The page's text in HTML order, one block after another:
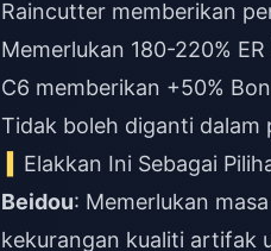
Raincutter memberikan
Memerlukan 180-220%
C6 memberikan +50%
Tidak boleh diganti dalam
Elakkan Ini Sebagai
Beidou: Memerlukan
kekurangan kualiti artifak